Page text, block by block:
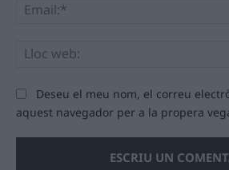
Deseu el meu nom, el correu
aquest navegador per a la propera